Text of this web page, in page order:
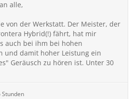
alle,
von der Werkstatt. Der Meister, der
Hybrid(!) fährt, hat mir
auch bei ihm bei hohen
und damit hoher Leistung ein
Geräusch zu hören ist. Unter 30
Stunden